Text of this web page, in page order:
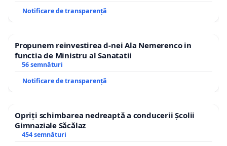
Notificare de transparență
Propunem reinvestirea d-nei Ala Nemerenco in
functia de Ministru al Sanatatii
56 semnături
Notificare de transparență
Opriți schimbarea nedreaptă a conducerii Școlii
Gimnaziale Săcălaz
454 semnături